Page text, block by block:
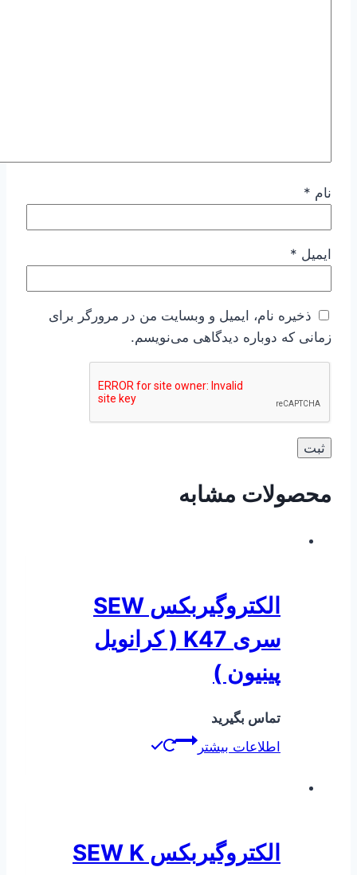
نام *
ایمیل *
ذخیره نام، ایمیل و وبسایت من در مرورگر برای
زمانی که دوباره دیدگاهی می‌نویسم.
محصولات مشابه
الکتروگیربکس SEW
سری K47 ( کرانویل
پینیون )
تماس بگیرید
اطلاعات بیشتر
الکتروگیربکس SEW K